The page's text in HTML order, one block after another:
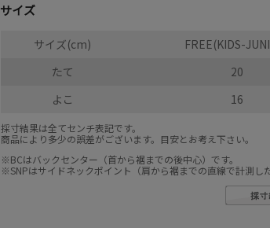
サイズ
サイズ(cm)
FREE(KIDS-
たて
20
よこ
16
採寸結果は全てセンチ表記です。
商品により多少の誤差がございます。目安とお考え下さい。
※BCはバックセンター（首から裾までの後中心）です。
※SNPはサイドネックポイント（肩から裾までの直線で計測し